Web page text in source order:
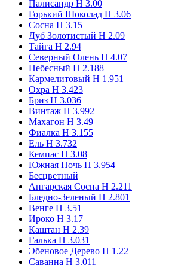
LW 011 Weide Pullex Objekt-Lasur
LW 011 Weide Pullex Plus-Lasur
LW 012 Eiche Pullex 3in1 Lasur
LW 012 Eiche Pullex High-Tech
LW 012 Eiche Pullex Objekt-Lasur
LW 012 Eiche Pullex Plus-Lasur
LW 013 Larche Pullex 3in1 Lasur
LW 013 Larche Pullex High-Tech
Палисандр Н 3.00
Горький Шоколад Н 3.06
Сосна Н 3.15
Дуб Золотистый Н 2.09
Тайга Н 2.94
Северный Олень Н 4.07
Небесный Н 2.188
Кармелитовый H 1.951
Охра H 3.423
Бриз Н 3.036
Винтаж H 3.992
Махагон Н 3.49
Фиалка Н 3.155
Ель H 3.732
Кемпас Н 3.08
Южная Ночь H 3.954
Бесцветный
Ангарская Сосна Н 2.211
Бледно-Зеленый Н 2.801
Венге Н 3.51
Ироко Н 3.17
Каштан Н 2.39
Галька Н 3.031
Эбеновое Дерево Н 1.22
Саванна Н 3.011